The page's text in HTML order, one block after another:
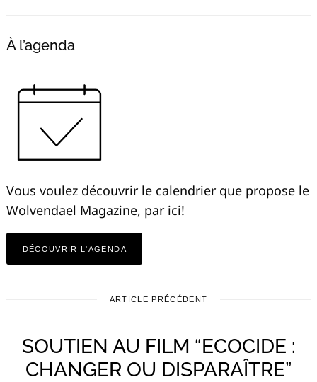
À l’agenda
Vous voulez découvrir le calendrier que propose le
Wolvendael Magazine, par ici!
DÉCOUVRIR L'AGENDA
ARTICLE PRÉCÉDENT
SOUTIEN AU FILM “ECOCIDE :
CHANGER OU DISPARAÎTRE”